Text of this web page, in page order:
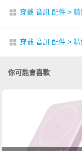
穿戴 音訊 配件 > 精
穿戴 音訊 配件 > 精
你可能會喜歡